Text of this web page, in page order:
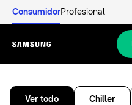
ConsumidorProfesional
Menu
Ver todo Chiller